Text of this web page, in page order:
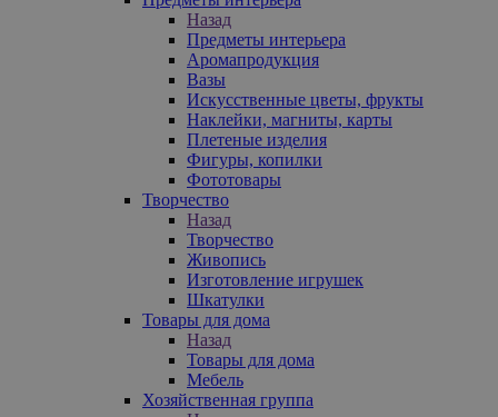
Назад
Предметы интерьера
Аромапродукция
Вазы
Искусственные цветы, фрукты
Наклейки, магниты, карты
Плетеные изделия
Фигуры, копилки
Фототовары
Творчество
Назад
Творчество
Живопись
Изготовление игрушек
Шкатулки
Товары для дома
Назад
Товары для дома
Мебель
Хозяйственная группа